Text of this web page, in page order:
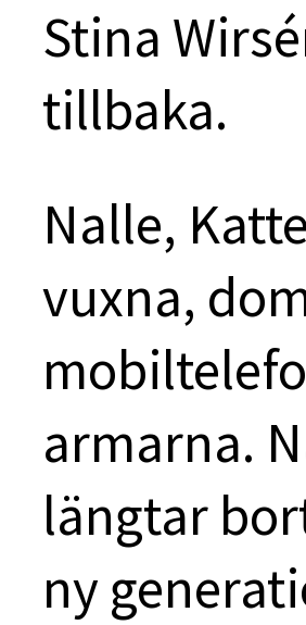
Stina
tillbaka.
Nalle,
vuxna,
armarna.
längtar
ny